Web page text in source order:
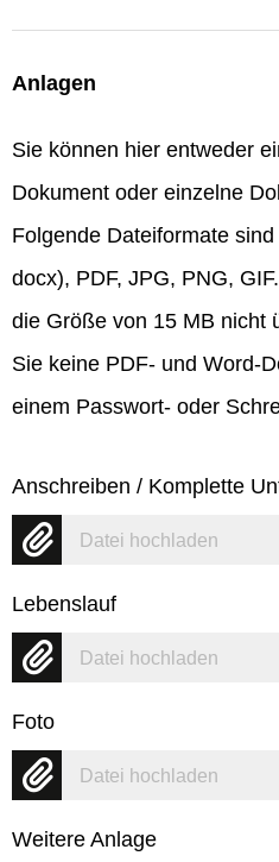
Anlagen
Sie können hier entweder
Dokument oder einzelne
Folgende Dateiformate
docx), PDF, JPG, PNG,
die Größe von 15 MB nicht
Sie keine PDF- und Word-
einem Passwort- oder
Anschreiben / Komplette
Datei hochladen
Lebenslauf
Datei hochladen
Foto
Datei hochladen
Weitere Anlage